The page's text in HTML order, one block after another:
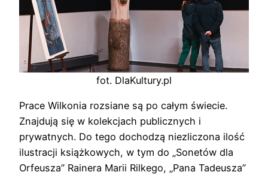
fot. DlaKultury.pl
Prace Wilkonia rozsiane są po całym świecie.
Znajdują się w kolekcjach publicznych i
prywatnych. Do tego dochodzą niezliczona ilość
ilustracji książkowych, w tym do „Sonetów dla
Orfeusza” Rainera Marii Rilkego, „Pana Tadeusza”